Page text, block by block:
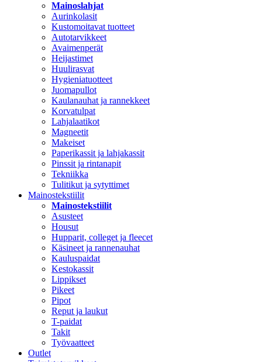
Mainoslahjat
Aurinkolasit
Kustomoitavat tuotteet
Autotarvikkeet
Avaimenperät
Heijastimet
Huulirasvat
Hygieniatuotteet
Juomapullot
Kaulanauhat ja rannekkeet
Korvatulpat
Lahjalaatikot
Magneetit
Makeiset
Paperikassit ja lahjakassit
Pinssit ja rintanapit
Tekniikka
Tulitikut ja sytyttimet
Mainostekstiilit
Mainostekstiilit
Asusteet
Housut
Hupparit, colleget ja fleecet
Käsineet ja rannenauhat
Kauluspaidat
Kestokassit
Lippikset
Pikeet
Pipot
Reput ja laukut
T-paidat
Takit
Työvaatteet
Outlet